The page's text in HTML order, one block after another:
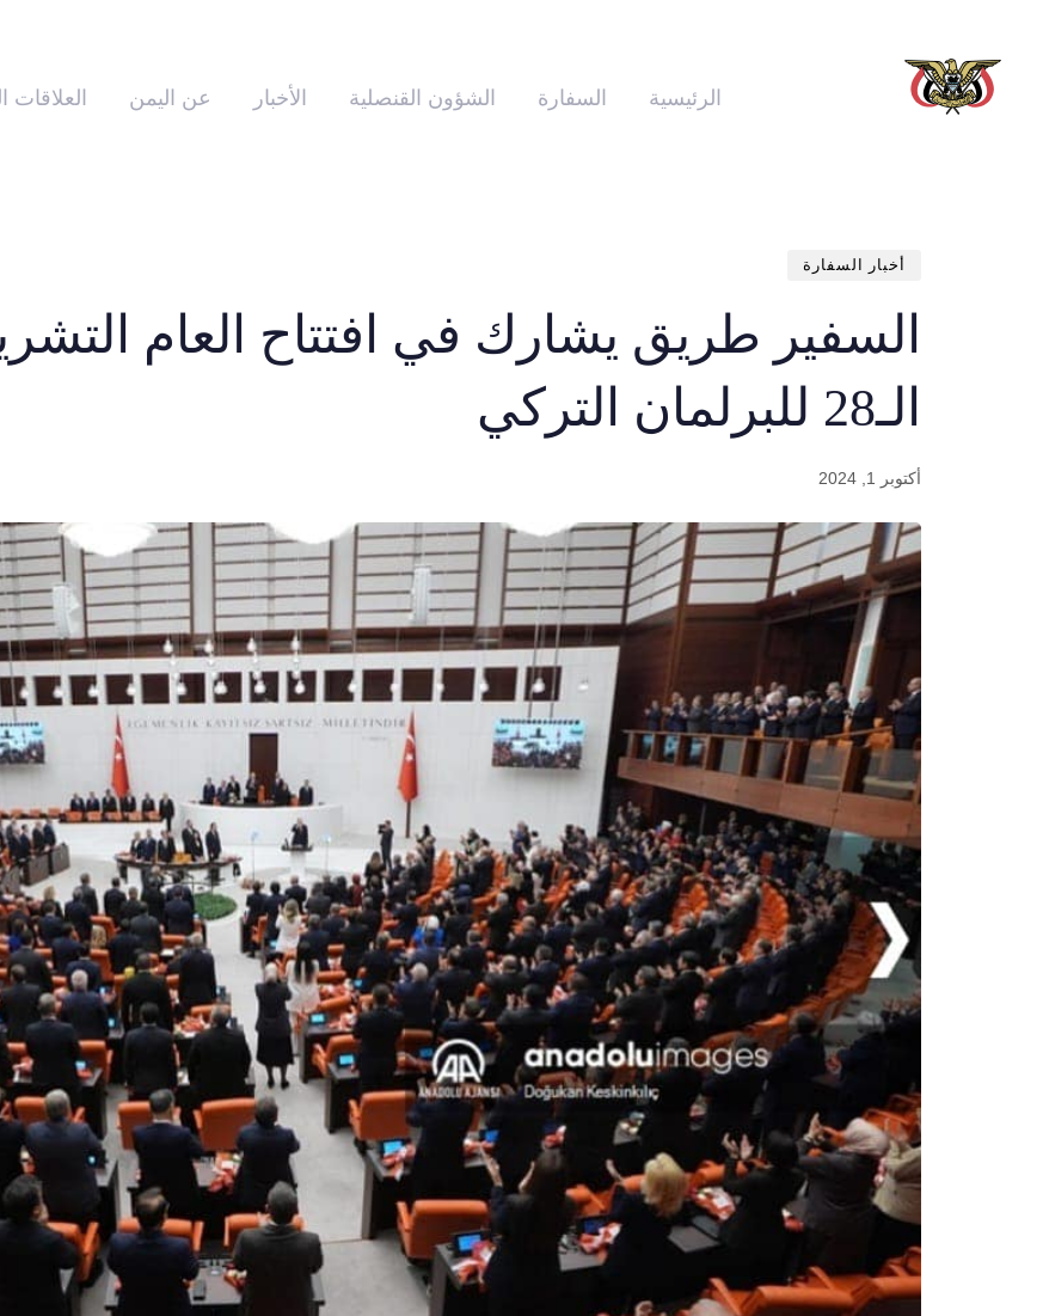
الرئيسية السفارة الشؤون القنصلية الأخبار عن اليمن العلاقات
أخبار السفارة
السفير طريق يشارك في افتتاح العام
الـ28 للبرلمان التركي
أكتوبر 1, 2024